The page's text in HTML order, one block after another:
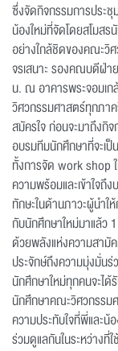
ซึ่งจัดกิจกรรมการประ
น้องใหม่ที่จัดโดยสโมส
อย่างใกล้ชิดของคณะวิ
จรเสนาะ รองคณบดีฝ่า
น. ณ อาคารพระจอมเ
วิศวกรรมศาสตร์ทุกภา
สมัครใจ ก่อนจะมาถึงกิ
อบรมทีมนักศึกษาที่จะเ
ทั้งการจัด work shop
ความพร้อมและเข้าใจถึ
ทักษะในด้านภาวะผู้นำใ
กับนักศึกษาใหม่มาแล้ว
ด้วยพลังแห่งความสามั
ประจักษ์ถึงความมุ่งมั่นร่
นักศึกษาใหม่ทุกคนจะไ
นักศึกษาคณะวิศวกรรม
ความประทับใจที่พี่และ
ร่วมดูแลกันในระหว่างที่